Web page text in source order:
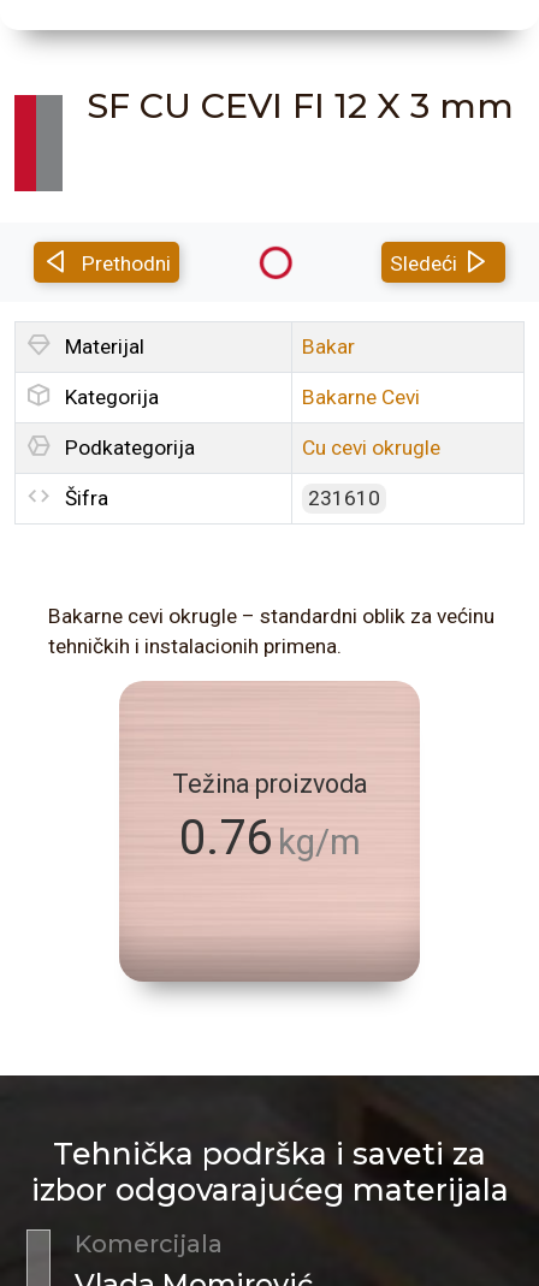
SF CU CEVI FI 12 X 3 mm
Prethodni Sledeći
Materijal Bakar
Kategorija Bakarne Cevi
Podkategorija Cu cevi okrugle
Šifra 231610
Bakarne cevi okrugle – standardni oblik za većinu
tehničkih i instalacionih primena.
Težina proizvoda
0.76 kg/m
Tehnička podrška i saveti za
izbor odgovarajućeg materijala
Komercijala